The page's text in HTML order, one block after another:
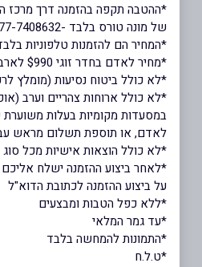
*ההטבה תקפה בהזמנה דרך מרכז
של מונה טורס בלבד -077-7408632
*המחיר הם להזמנות טלפוניות
*מחיר לאדם בחדר זוגי $990 לארבעה ליליות
*לא כולל ביטוח נסיעות (מומלץ
*לא כולל ארוחות צהריים וערב
לאדם, או תוספת תשלום מראש עבור 4 ארוחות
*לא כולל הוצאות אישיות מכל סוג
*לאחר ביצוע ההזמנה ישלח
על ביצוע ההזמנה לכתובת הדוא"ל
*ללא כפל הטבות ומבצעים
*עד גמר המלאי
*התמונות להמחשה בלבד
*ט.ל.ח